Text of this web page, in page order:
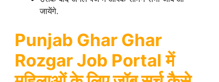
जायेंगे.
Punjab Ghar Ghar
Rozgar Job Portal में